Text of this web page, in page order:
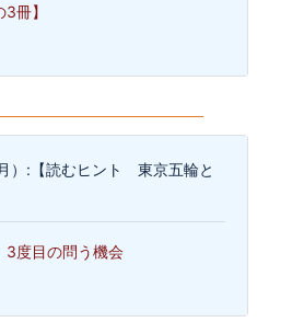
冊】
）:【読むヒント 東京五輪と
3度目の問う機会